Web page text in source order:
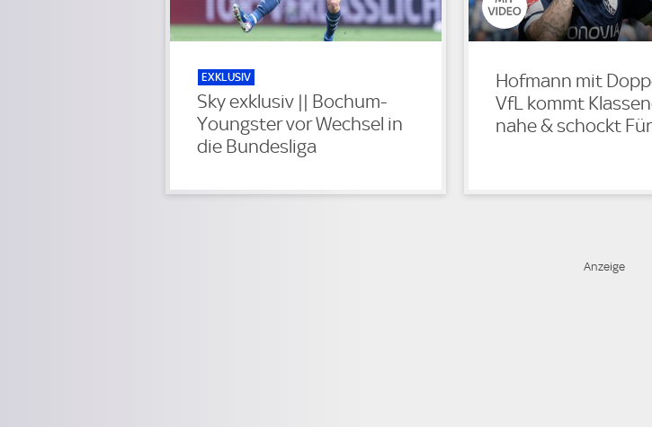
EXKLUSIV
Sky exklusiv || Bochum-
Youngster vor Wechsel in
die Bundesliga
Hofmann mit
VfL kommt
nahe & schockt